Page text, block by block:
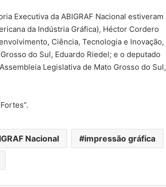
Executiva da ABIGRAF Nacional estiveram
da Indústria Gráfica), Héctor Cordero
Ciência, Tecnologia e Inovação,
do Sul, Eduardo Riedel; e o deputado
Legislativa de Mato Grosso do Sul,
Nacional impressão gráfica
Prêmio Paulista de Excelência
Gráfica conhece seus vencedores
Divisão VS Labels fecha
participação na Flexo & Labels Expo
com sucesso de visitação e
confirma sua marca como
Latina
Miraclon destaca seu foco no
cliente em termos de eficiência,